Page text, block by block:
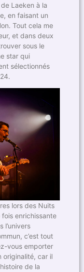
Laeken à la
en faisant un
Tout cela me
et dans deux
sous le
star qui
sélectionnés
lors des Nuits
enrichissante
l’univers
c’est tout
vous emporter
originalité, car il
de la